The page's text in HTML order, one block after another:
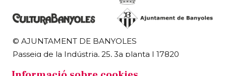
© AJUNTAMENT DE BANYOLES
Passeig de la Indústria, 25, 3a planta | 17820